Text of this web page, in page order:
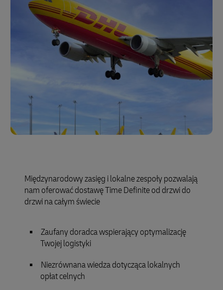
Międzynarodowy zasięg i lokalne zespoły pozwalają
nam oferować dostawę Time Definite od drzwi do
drzwi na całym świecie
Zaufany doradca wspierający optymalizację
Twojej logistyki
Niezrównana wiedza dotycząca lokalnych
opłat celnych